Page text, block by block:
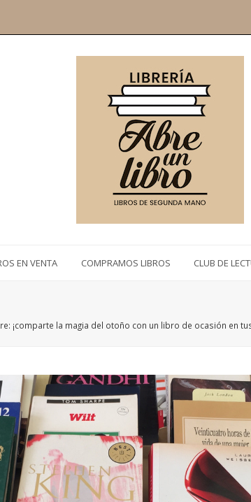
EN VENTA COMPRAMOS LIBROS CLUB DE
¡comparte la magia del otoño con un libro de ocasión en